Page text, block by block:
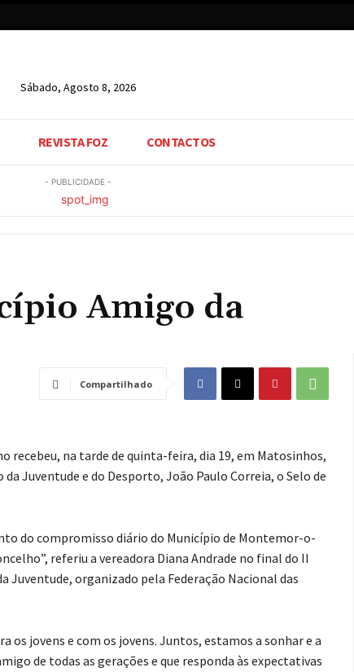
Sábado, Agosto 8, 2026
REVISTA FOZ CONTACTOS
- PUBLICIDADE -
Amigo da
Compartilhado
recebeu, na tarde de quinta-feira, dia 19, em Matosinhos,
Juventude e do Desporto, João Paulo Correia, o Selo de
do compromisso diário do Município de Montemor-o-
referiu a vereadora Diana Andrade no final do II
Juventude, organizado pela Federação Nacional das
os jovens e com os jovens. Juntos, estamos a sonhar e a
de todas as gerações e que responda às expectativas